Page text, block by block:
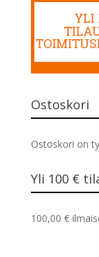
Ostoskori
Ostoskori on
Yli 100 €
100,00 €